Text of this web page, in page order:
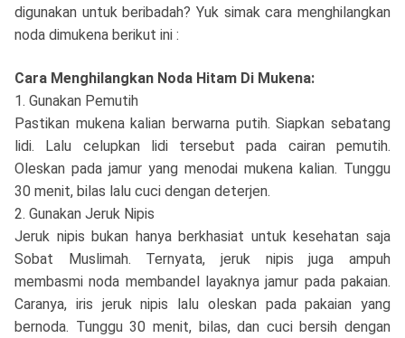
digunakan untuk beribadah? Yuk simak cara menghilangkan
noda dimukena berikut ini :
Cara Menghilangkan Noda Hitam Di Mukena:
1. Gunakan Pemutih
Pastikan mukena kalian berwarna putih. Siapkan sebatang
lidi. Lalu celupkan lidi tersebut pada cairan pemutih.
Oleskan pada jamur yang menodai mukena kalian. Tunggu
30 menit, bilas lalu cuci dengan deterjen.
2. Gunakan Jeruk Nipis
Jeruk nipis bukan hanya berkhasiat untuk kesehatan saja
Sobat Muslimah. Ternyata, jeruk nipis juga ampuh
membasmi noda membandel layaknya jamur pada pakaian.
Caranya, iris jeruk nipis lalu oleskan pada pakaian yang
bernoda. Tunggu 30 menit, bilas, dan cuci bersih dengan